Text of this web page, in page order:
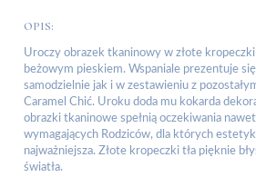
OPIS:
Uroczy obrazek tkaninowy w złote
beżowym pieskiem. Wspaniale prezentuje
samodzielnie jak i w zestawieniu z
Caramel Chić. Uroku doda mu kokarda
obrazki tkaninowe spełnią oczekiwania
wymagających Rodziców, dla których
najważniejsza. Złote kropeczki tła pięknie
światła.